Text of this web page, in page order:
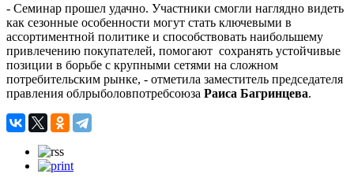
- Семинар прошел удачно. Участники смогли наглядно видеть
как сезонные особенности могут стать ключевыми в
ассортиментной политике и способствовать наибольшему
привлечению покупателей, помогают сохранять устойчивые
позиции в борьбе с крупными сетями на сложном
потребительским рынке, - отметила заместитель председателя
правления облрыболовпотребсоюза Раиса Багринцева.